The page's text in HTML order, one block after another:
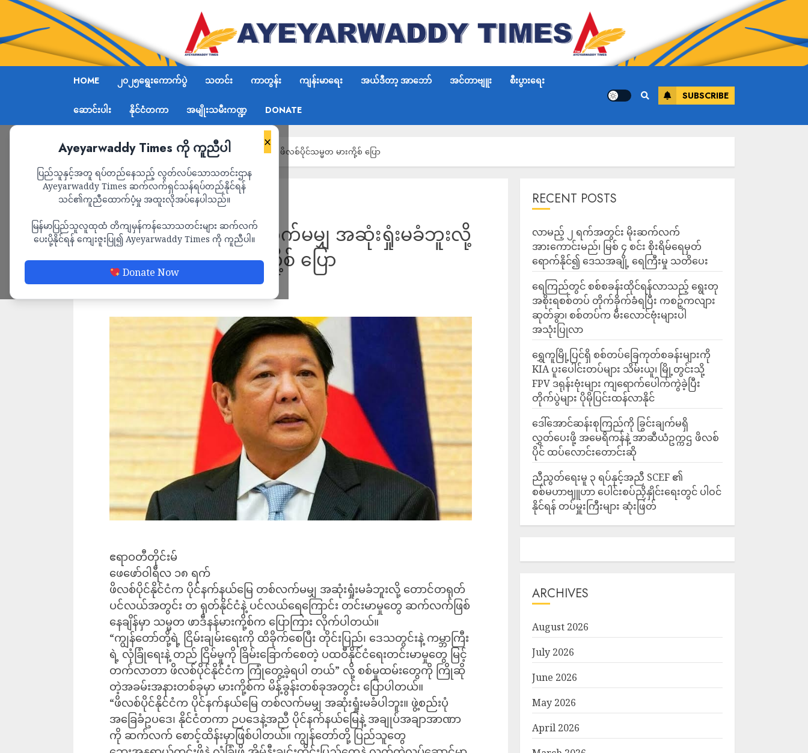
HOME ၂၀၂၅ရွေးကောက်ပွဲ သတင်း ကာတွန်း ကျန်းမာရေး အယ်ဒီတာ့ အာဘော် အင်တာဗျူး စီးပွားရေး
ဆောင်းပါး နိုင်ငံတကာ အမျိုးသမီးကဏ္ဍ DONATE
SUBSCRIBE
×
Ayeyarwaddy Times ကို ကူညီပါ
ပြည်သူနှင့်အတူ ရပ်တည်နေသည့် လွတ်လပ်သောသတင်းဌာန
Ayeyarwaddy Times ဆက်လက်ရှင်သန်ရပ်တည်နိုင်ရန်
သင်၏ကူညီထောက်ပံ့မှု အထူးလိုအပ်နေပါသည်။
မြန်မာပြည်သူလူထုထံ တိကျမှန်ကန်သောသတင်းများ ဆက်လက်
ပေးပို့နိုင်ရန် ကျေးဇူးပြု၍ Ayeyarwaddy Times ကို ကူညီပါ။
Donate Now
Home ပိုင်နက်နယ်မြေ တစ်လက်မမျှ အဆုံးရှုံးမခံဘူးလို့ ဖိလစ်ပိုင်သမ္မတ မားကို့စ် ပြော
နိုင်ငံတကာ သတင်း
ပိုင်နက်နယ်မြေ တစ်လက်မမျှ အဆုံးရှုံးမခံဘူးလို့
ဖိလစ်ပိုင်သမ္မတ မားကို့စ် ပြော
ADMIN FEBRUARY 18, 2023
ဧရာဝတီတိုင်းမ်
ဖေဖော်ဝါရီလ ၁၈ ရက်
ဖိလစ်ပိုင်နိုင်ငံက ပိုင်နက်နယ်မြေ တစ်လက်မမျှ အဆုံးရှုံးမခံဘူးလို့ တောင်တရုတ်
ပင်လယ်အတွင်း တ ရုတ်နိုင်ငံနဲ့ ပင်လယ်ရေကြောင်း တင်းမာမှုတွေ ဆက်လက်ဖြစ်
နေချိန်မှာ သမ္မတ ဖာဒီနန်မားကို့စ်က ပြောကြား လိုက်ပါတယ်။
“ကျွန်တော်တို့ရဲ့ ငြိမ်းချမ်းရေးကို ထိခိုက်စေပြီး တိုင်းပြည်၊ ဒေသတွင်းနဲ့ ကမ္ဘာကြီး
ရဲ့ လုံခြုံရေးနဲ့ တည် ငြိမ်မှုကို ခြိမ်းခြောက်စေတဲ့ ပထဝီနိုင်ငံရေးတင်းမာမှုတွေ မြင့်
တက်လာတာ ဖိလစ်ပိုင်နိုင်ငံက ကြုံတွေ့ခဲ့ရပါ တယ်” လို့ စစ်မှုထမ်းတွေကို ကြိုဆို
တဲ့အခမ်းအနားတစ်ခုမှာ မားကို့စ်က မိန့်ခွန်းတစ်ခုအတွင်း ပြောပါတယ်။
“ဖိလစ်ပိုင်နိုင်ငံက ပိုင်နက်နယ်မြေ တစ်လက်မမျှ အဆုံးရှုံးမခံပါဘူး။ ဖွဲ့စည်းပုံ
အခြေခံဥပဒေ၊ နိုင်ငံတကာ ဉပဒေနဲ့အညီ ပိုင်နက်နယ်မြေနဲ့ အချုပ်အချာအာဏာ
ကို ဆက်လက် စောင့်ထိန်းမှာဖြစ်ပါတယ်။ ကျွန်တော်တို့ ပြည်သူတွေ
RECENT POSTS
လာမည့် ၂ ရက်အတွင်း မိုးဆက်လက်
အားကောင်းမည်၊ မြစ် ၄ စင်း စိုးရိမ်ရေမှတ်
ရောက်နိုင်၍ ဒေသအချို့ ရေကြီးမှု သတိပေး
ရေကြည်တွင် စစ်စခန်းထိုင်ရန်လာသည့် ရွေးတု
အစိုးရစစ်တပ် တိုက်ခိုက်ခံရပြီး ကစဉ့်ကလျား
ဆုတ်ခွာ၊ စစ်တပ်က မီးလောင်ဗုံးများပါ
အသုံးပြုလာ
‎ရွှေကူမြို့ပြင်ရှိ စစ်တပ်ခြေကုတ်စခန်းများကို
KIA ပူးပေါင်းတပ်များ သိမ်းယူ၊ မြို့တွင်းသို့
FPV ဒရုန်းဗုံးများ ကျရောက်ပေါက်ကွဲခဲ့ပြီး
တိုက်ပွဲများ ပိုမိုပြင်းထန်လာနိုင်
ဒေါ်အောင်ဆန်းစုကြည်ကို ခြွင်းချက်မရှိ
လွှတ်ပေးဖို့ အမေရိကန်နဲ့ အာဆီယံဥက္ကဌ ဖိလစ်
ပိုင် ထပ်လောင်းတောင်းဆို
ညီညွတ်ရေးမူ ၃ ရပ်နှင့်အညီ SCEF ၏
စစ်မဟာဗျူဟာ ပေါင်းစပ်ညှိနှိုင်းရေးတွင် ပါဝင်
နိုင်ရန် တပ်မှူးကြီးများ ဆုံးဖြတ်
ARCHIVES
August 2026
July 2026
June 2026
May 2026
April 2026